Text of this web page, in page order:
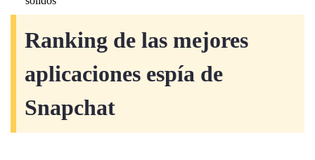
Ranking de las mejores
aplicaciones espía de
Snapchat